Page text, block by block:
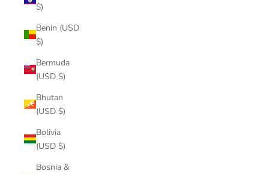
$)
Benin (USD
$)
Bermuda
(USD $)
Bhutan
(USD $)
Bolivia
(USD $)
Bosnia &